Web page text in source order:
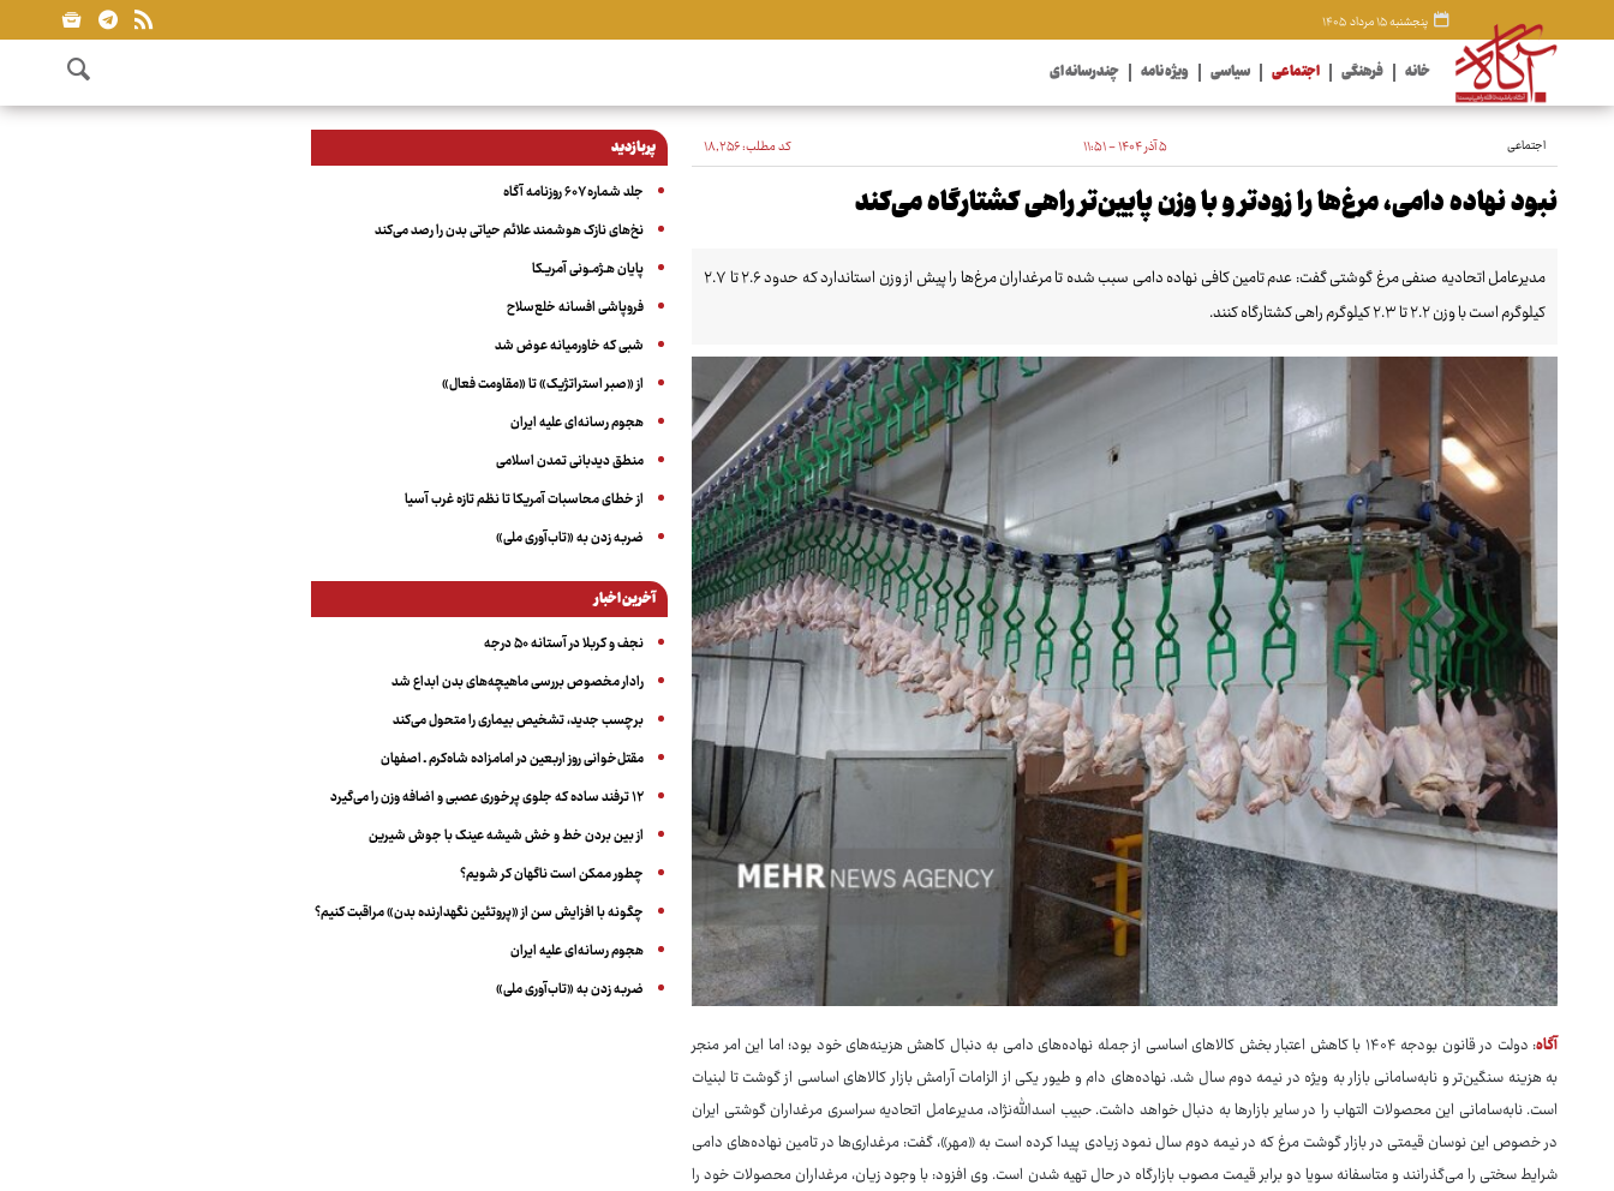
پنجشنبه ۱۵ مرداد ۱۴۰۵
خانه فرهنگی اجتماعی سیاسی ویژه نامه چندرسانه ای
اجتماعی ۵ آذر ۱۴۰۴ - ۱۱:۵۱ کد مطلب:۱۸٬۲۵۶
نبود نهاده دامی، مرغ‌ها را زودتر و با وزن پایین‌تر راهی کشتارگاه می‌کند
مدیرعامل اتحادیه صنفی مرغ گوشتی گفت: عدم تامین کافی نهاده دامی سبب شده تا مرغداران مرغ‌ها را پیش از وزن استاندارد که حدود ۲.۶ تا ۲.۷
کیلوگرم است با وزن ۲.۲ تا ۲.۳ کیلوگرم راهی کشتارگاه کنند.
آگاه
: دولت در قانون بودجه ۱۴۰۴ با کاهش اعتبار بخش کالاهای اساسی از جمله نهاده‌های دامی به دنبال کاهش هزینه‌های خود بود؛ اما این امر منجر
به هزینه سنگین‌تر و نابه‌سامانی بازار به ویژه در نیمه دوم سال شد. نهاده‌های دام و طیور یکی از الزامات آرامش بازار کالاهای اساسی از گوشت تا لبنیات
است. نابه‌سامانی این محصولات التهاب را در سایر بازارها به دنبال خواهد داشت. حبیب اسدالله‌نژاد، مدیرعامل اتحادیه سراسری مرغداران گوشتی ایران
در خصوص این نوسان قیمتی در بازار گوشت مرغ که در نیمه دوم سال نمود زیادی پیدا کرده است به «مهر»، گفت: مرغداری‌ها در تامین نهاده‌های دامی
شرایط سختی را می‌گذرانند و متاسفانه سویا دو برابر قیمت مصوب بازارگاه در حال تهیه شدن است. وی افزود: با وجود زیان، مرغداران محصولات خود را
پربازدید
جلد شماره ۶۰۷ روزنامه آگاه
نخ‌های نازک هوشمند علائم حیاتی بدن را رصد می‌کند
پایان هـژمـونی آمریـکا
فروپاشی افسانه خلع‌سلاح
شبی که خاورمیانه عوض شد
از «صبر استراتژیک» تا «مقاومت فعال»
هجوم رسانه‌ای علیه ایران
منطق دیدبانی تمدن اسلامی
از خطای محاسبات آمریکا تا نظم تازه غرب آسیا
ضربه زدن به «تاب‌آوری ملی»
آخرین اخبار
نجف و کربلا در آستانه ۵۰ درجه
رادار مخصوص بررسی ماهیچه‌های بدن ابداع شد
برچسب جدید، تشخیص بیماری را متحول می‌کند
مقتل‌خوانی روز اربعین در امامزاده شاه‌کرم ـ اصفهان
۱۲ ترفند ساده که جلوی پرخوری عصبی و اضافه ‌وزن را می‌گیرد
از بین بردن خط و خش شیشه عینک با جوش شیرین
چطور ممکن است ناگهان کر شویم؟
چگونه با افزایش سن از «پروتئین نگهدارنده بدن» مراقبت کنیم؟
هجوم رسانه‌ای علیه ایران
ضربه زدن به «تاب‌آوری ملی»